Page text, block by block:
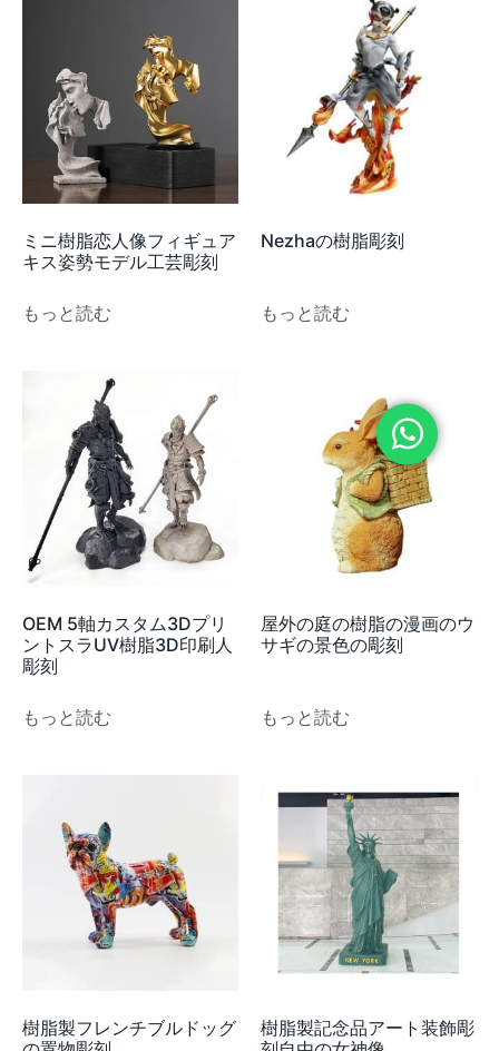
ミニ樹脂恋人像フィギュア
キス姿勢モデル工芸彫刻
もっと読む
Nezhaの樹脂彫刻
もっと読む
OEM 5軸カスタム3Dプリ
ントスラUV樹脂3D印刷人
彫刻
もっと読む
屋外の庭の樹脂の漫画のウ
サギの景色の彫刻
もっと読む
樹脂製フレンチブルドッグ
樹脂製記念品アート装飾彫